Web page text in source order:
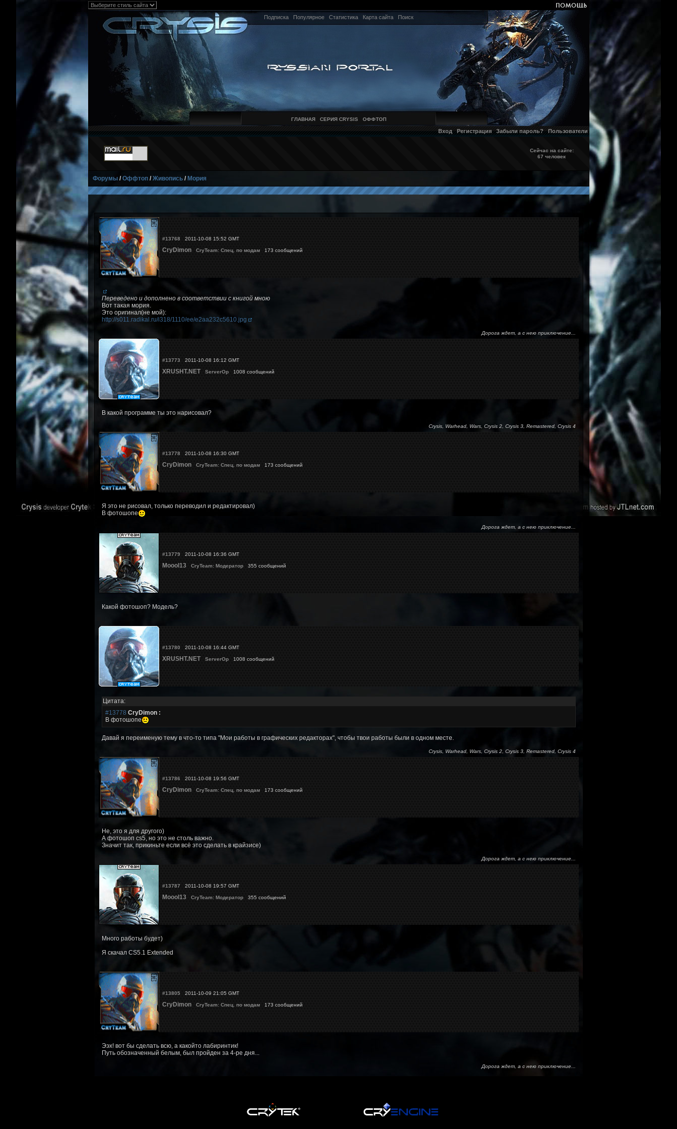
Подписка Популярное Статистика Карта сайта Поиск
ГЛАВНАЯ СЕРИЯ CRYSIS ОФФТОП
Вход Регистрация Забыли пароль? Пользователи
Сейчас на сайте:
67 человек
Форумы/Оффтоп/Живопись/ Мория
#13768 2011-10-08 15:52 GMT
CryDimon CryTeam: Спец. по модам173 сообщений
Переведено и дополнено в соответствии с книгой мною
Вот такая мория.
Это оригинал(не мой):
http://s011.radikal.ru/i318/1110/ee/e2aa232c5610.jpg
Дорога ждет, а с нею приключение...
#13773 2011-10-08 16:12 GMT
XRUSHT.NET ServerOp1008 сообщений
В какой программе ты это нарисовал?
Crysis, Warhead, Wars, Crysis 2, Crysis 3, Remastered, Crysis 4
#13778 2011-10-08 16:30 GMT
CryDimon CryTeam: Спец. по модам173 сообщений
Я это не рисовал, только переводил и редактировал)
В фотошопе
Дорога ждет, а с нею приключение...
#13779 2011-10-08 16:36 GMT
Moool13 CryTeam: Модератор355 сообщений
Какой фотошоп? Модель?
#13780 2011-10-08 16:44 GMT
XRUSHT.NET ServerOp1008 сообщений
Цитата:
#13778 CryDimon :
В фотошопе
Давай я переименую тему в что-то типа "Мои работы в графических редакторах", чтобы твои работы были в одном месте.
Crysis, Warhead, Wars, Crysis 2, Crysis 3, Remastered, Crysis 4
#13786 2011-10-08 19:56 GMT
CryDimon CryTeam: Спец. по модам173 сообщений
Не, это я для другого)
А фотошоп сs5, но это не столь важно.
Значит так, прикиньте если всё это сделать в крайзисе)
Дорога ждет, а с нею приключение...
#13787 2011-10-08 19:57 GMT
Moool13 CryTeam: Модератор355 сообщений
Много работы будет)
Я скачал CS5.1 Extended
#138052011-10-09 21:05 GMT
CryDimon CryTeam: Спец. по модам173 сообщений
Ээх! вот бы сделать всю, а какойто лабиринтик!
Путь обозначенный белым, был пройден за 4-ре дня...
Дорога ждет, а с нею приключение...